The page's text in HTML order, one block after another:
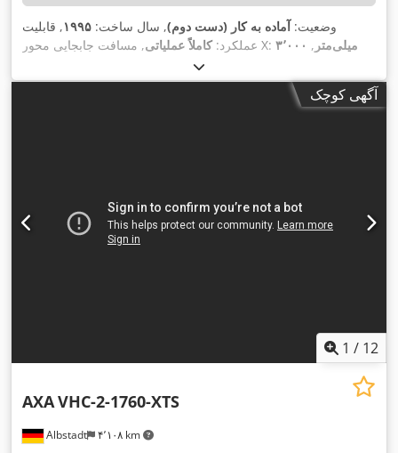
وضعیت:آماده به کار (دست دوم), سال ساخت: ۱۹۹۵, قابلیت
عملکرد:کاملاً عملیاتی , مسافت جابجایی محور X: ۳٬۰۰۰ میلی‌متر ,
میلی‌متر, مدل کنترلر:Heidenhain TNC 407, حداکثر سرعت
آگهی کوچک
1 / 12
Albstadt ۴٬۱۰۸ km
AXAVHC-2-1760-XTS